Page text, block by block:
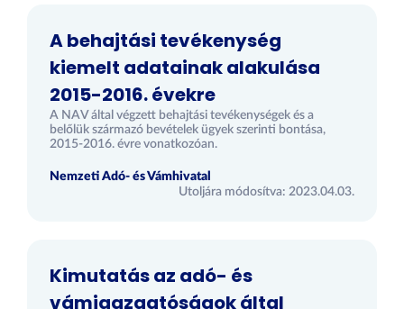
A behajtási tevékenység
kiemelt adatainak alakulása
2015-2016. évekre
A NAV által végzett behajtási tevékenységek és a
belőlük származó bevételek ügyek szerinti bontása,
2015-2016. évre vonatkozóan.
Nemzeti Adó- és Vámhivatal
Utoljára módosítva: 2023.04.03.
Kimutatás az adó- és
vámigazgatóságok által